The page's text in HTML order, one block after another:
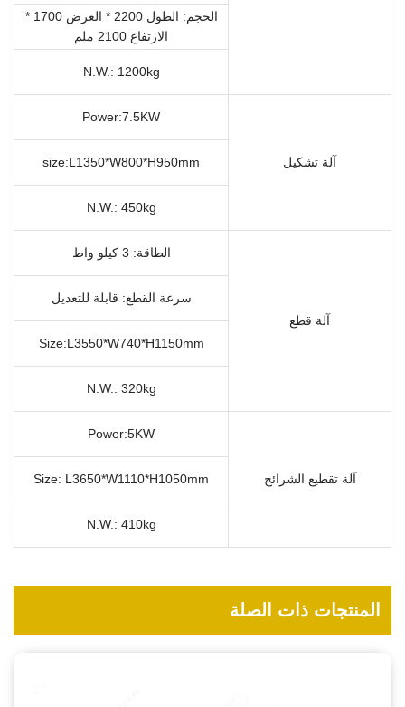
الحجم: الطول 2200 * العرض 1700 *
الارتفاع 2100 ملم
N.W.: 1200kg
آلة تشكيل
Power:7.5KW
size:L1350*W800*H950mm
N.W.: 450kg
آلة قطع
الطاقة: 3 كيلو واط
سرعة القطع: قابلة للتعديل
Size:L3550*W740*H1150mm
N.W.: 320kg
آلة تقطيع الشرائح
Power:5KW
Size: L3650*W1110*H1050mm
N.W.: 410kg
المنتجات ذات الصلة